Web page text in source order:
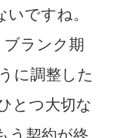
ですね。
ランク期
に調整した
とつ大切な